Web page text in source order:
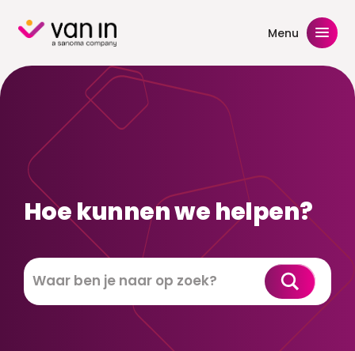
content Menu
Hoe kunnen we helpen?
Zoeken